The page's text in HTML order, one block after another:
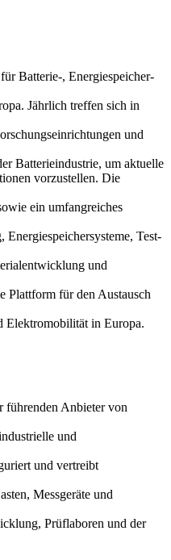
Batterie-, Energiespeicher-
Jährlich treffen sich in
und
Batterieindustrie, um aktuelle
vorzustellen. Die
ein umfangreiches
Test-
und
Plattform für den Austausch
Elektromobilität in Europa.
führenden Anbieter von
und
und vertreibt
Messgeräte und
Prüflaboren und der